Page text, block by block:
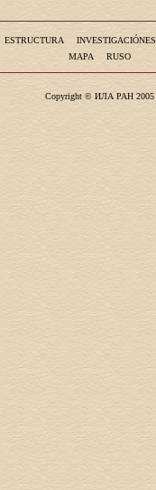
ESTRUCTURA INVESTIGACIÓNES
MAPA
RUSO
Copyright © ИЛА РАН 2005